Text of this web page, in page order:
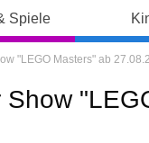
Spiele
"LEGO Masters" ab